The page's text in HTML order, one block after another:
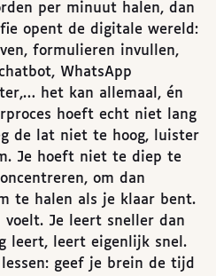
per minuut halen, dan
opent de digitale wereld:
formulieren invullen,
WhatsApp
het kan allemaal, én
hoeft echt niet lang
de lat niet te hoog, luister
Je hoeft niet te diep te
om dan
te halen als je klaar bent.
voelt. Je leert sneller dan
leert, leert eigenlijk snel.
geef je brein de tijd